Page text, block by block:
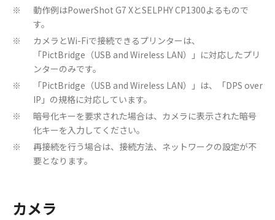
※
動作例はPowerShot G7 XとSELPHY CP1300よるもので
す。
※
カメラとWi-Fiで接続できるプリンターは、
「PictBridge（USB and Wireless LAN）」に対応したプリ
ンターのみです。
※
「PictBridge（USB and Wireless LAN）」は、「DPS over
IP」の規格に対応しています。
※
暗号化キーを要求された場合は、カメラに表示された暗号
化キーを入力してください。
※
再接続を行う場合は、接続方法、ネットワークの設定が不
要となります。
カメラ